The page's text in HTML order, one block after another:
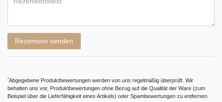
Rezension senden
*Abgegebene Produktbewertungen werden von uns regelmäßig überprüft. Wir
behalten uns vor, Produktbewertungen ohne Bezug auf die Qualität der Ware (zum
Beispiel über die Lieferfähigkeit eines Artikels) oder Spambewertungen zu entfernen.